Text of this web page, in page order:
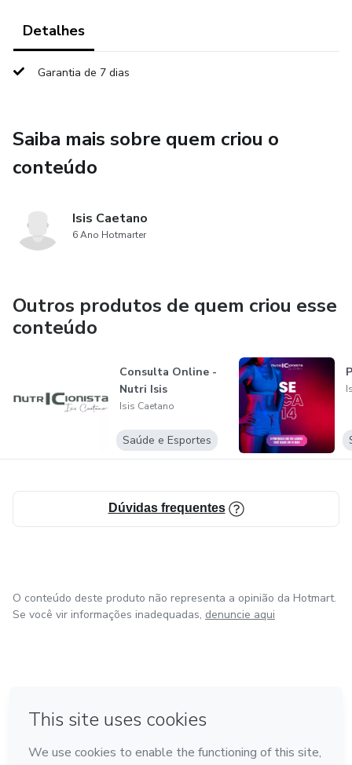
Detalhes
Garantia de 7 dias
Saiba mais sobre quem criou o
conteúdo
Isis Caetano
6 Ano Hotmarter
Outros produtos de quem criou esse
conteúdo
Consulta Online -
Nutri Isis
Isis Caetano
Saúde e Esportes
Dúvidas frequentes
O conteúdo deste produto não representa a opinião da Hotmart.
Se você vir informações inadequadas, denuncie aqui